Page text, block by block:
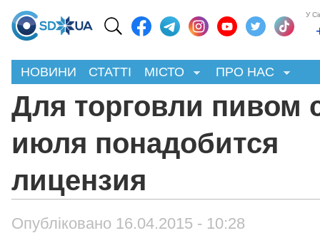
У
НОВИНИ СТАТТІ МІСТО ПРО НАС
Для торговли пивом
июля понадобится
лицензия
Опубліковано 16.04.2015 - 10:28